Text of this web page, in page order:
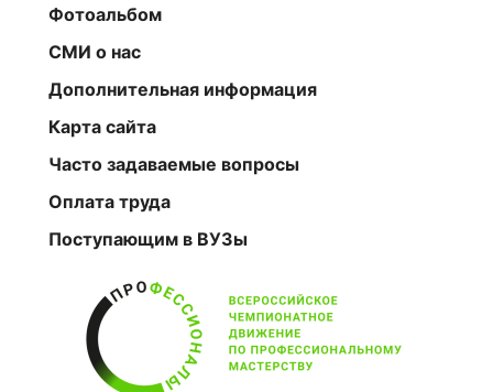
Фотоальбом
СМИ о нас
Дополнительная информация
Карта сайта
Часто задаваемые вопросы
Оплата труда
Поступающим в ВУЗы